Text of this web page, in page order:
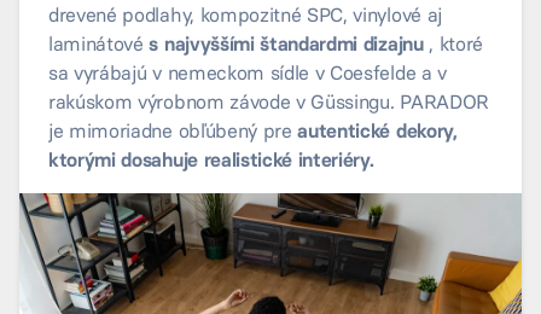
drevené podlahy, kompozitné SPC, vinylové aj
laminátovés najvyššími štandardmi dizajnu , ktoré
sa vyrábajú v nemeckom sídle v Coesfelde a v
rakúskom výrobnom závode v Güssingu. PARADOR
je mimoriadne obľúbený preautentické dekory,
ktorými dosahuje realistické interiéry.